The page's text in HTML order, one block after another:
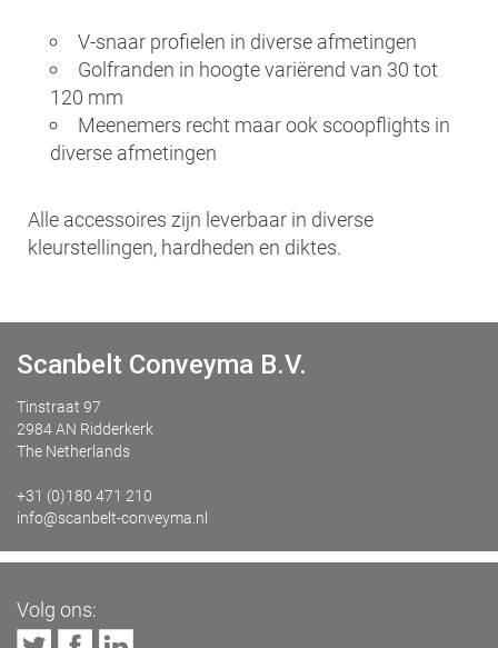
V-snaar profielen in diverse afmetingen
Golfranden in hoogte variërend van 30 tot
120 mm
Meenemers recht maar ook scoopflights in
diverse afmetingen
Alle accessoires zijn leverbaar in diverse
kleurstellingen, hardheden en diktes.
Scanbelt Conveyma B.V.
Tinstraat 97
2984 AN Ridderkerk
The Netherlands
+31 (0)180 471 210
info@scanbelt-conveyma.nl
Volg ons: